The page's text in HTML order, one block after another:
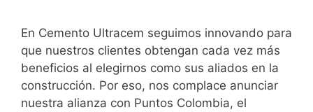
En Cemento Ultracem seguimos innovando para
que nuestros clientes obtengan cada vez más
beneficios al elegirnos como sus aliados en la
construcción. Por eso, nos complace anunciar
nuestra alianza con Puntos Colombia, el